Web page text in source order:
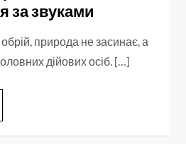
за звуками
природа не засинає, а
дійових осіб. […]